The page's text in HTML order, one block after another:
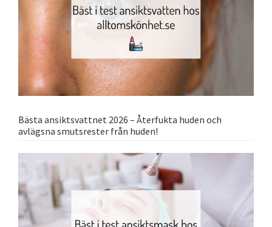
Bästa ansiktsvattnet 2026 – Återfukta huden och
avlägsna smutsrester från huden!